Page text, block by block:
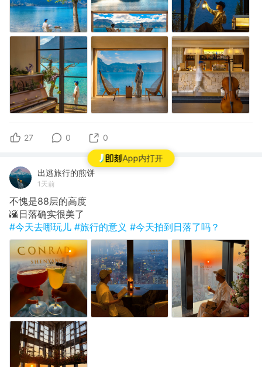
App内打开
27 0 0
出逃旅行的煎饼
1天前
不愧是88层的高度
🌇​日落确实很美了
#今天去哪玩儿 #旅行的意义 #今天拍到日落了吗？